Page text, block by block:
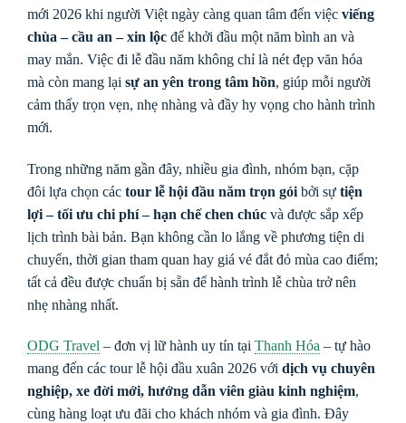
mới 2026 khi người Việt ngày càng quan tâm đến việc viếng
chùa – cầu an – xin lộc để khởi đầu một năm bình an và
may mắn. Việc đi lễ đầu năm không chỉ là nét đẹp văn hóa
mà còn mang lại sự an yên trong tâm hồn, giúp mỗi người
cảm thấy trọn vẹn, nhẹ nhàng và đầy hy vọng cho hành trình
mới.
Trong những năm gần đây, nhiều gia đình, nhóm bạn, cặp
đôi lựa chọn các tour lễ hội đầu năm trọn gói bởi sự tiện
lợi – tối ưu chi phí – hạn chế chen chúc và được sắp xếp
lịch trình bài bản. Bạn không cần lo lắng về phương tiện di
chuyển, thời gian tham quan hay giá vé đắt đỏ mùa cao điểm;
tất cả đều được chuẩn bị sẵn để hành trình lễ chùa trở nên
nhẹ nhàng nhất.
ODG Travel – đơn vị lữ hành uy tín tại Thanh Hóa – tự hào
mang đến các tour lễ hội đầu xuân 2026 với dịch vụ chuyên
nghiệp, xe đời mới, hướng dẫn viên giàu kinh nghiệm,
cùng hàng loạt ưu đãi cho khách nhóm và gia đình. Đây